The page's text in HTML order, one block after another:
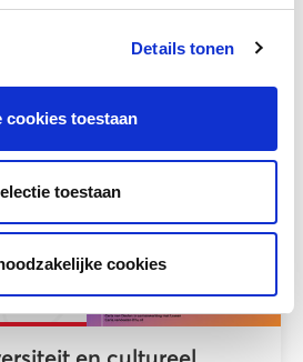
Details tonen
cookies toestaan
toestaan
cookies
gaf een workshop
studiedag 2025 over...